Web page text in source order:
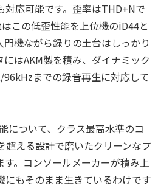
対応可能です。歪率はTHD+Nで
この低歪性能を上位機のiD44と
機ながら録りの土台はしっかり
はAKM製を積み、ダイナミック
までの録音再生に対応して
について、クラス最高水準のコ
超える設計で磨いたクリーンなプ
す。コンソールメーカーが積み上
にもそのまま生きているわけです